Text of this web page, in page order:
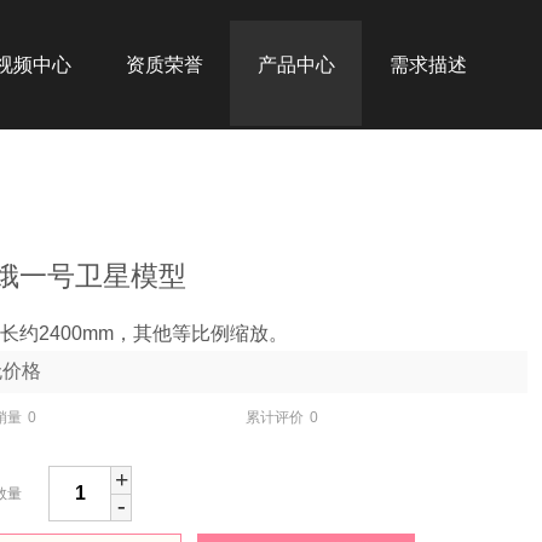
频中心 资质荣誉 产品中心 需求描述
一号卫星模型
约2400mm，其他等比例缩放。
格
量 0 累计评价 0
量 -
+